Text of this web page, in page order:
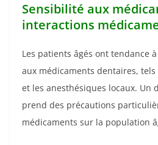
Sensibilité aux
interactions
Les patients âgés ont tendance
aux médicaments dentaires,
et les anesthésiques locaux. Un
prend des précautions
médicaments sur la population